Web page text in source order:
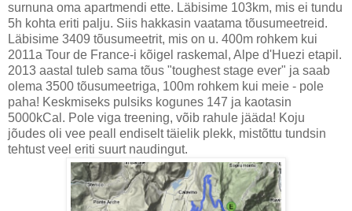
surnuna oma apartmendi ette. Läbisime 103km, mis ei tundu
5h kohta eriti palju. Siis hakkasin vaatama tõusumeetreid.
Läbisime 3409 tõusumeetrit, mis on u. 400m rohkem kui
2011a Tour de France-i kõigel raskemal, Alpe d'Huezi etapil.
2013 aastal tuleb sama tõus "toughest stage ever" ja saab
olema 3500 tõusumeetriga, 100m rohkem kui meie - pole
paha! Keskmiseks pulsiks kogunes 147 ja kaotasin
5000kCal. Pole viga treening, võib rahule jääda! Koju
jõudes oli vee peall endiselt täielik plekk, mistõttu tundsin
tehtust veel eriti suurt naudingut.